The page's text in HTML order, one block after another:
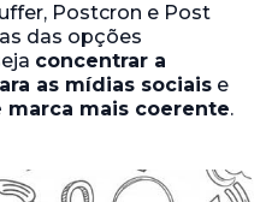
Postcron e Post
das opções
concentrar a
as mídias sociais e
mais coerente.